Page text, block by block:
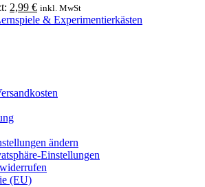
2,99 €Aktueller
Preis
inkl. MwSt
& Experimentierkästen
ändern
Einstellungen
(EU)